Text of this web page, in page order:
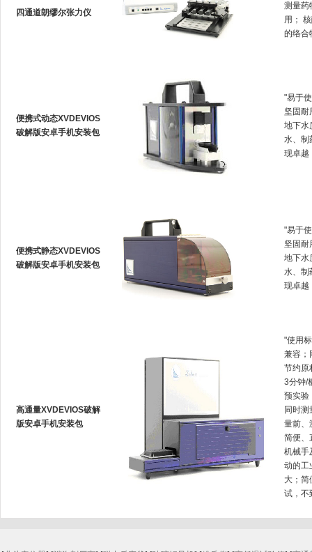
四通道朗缪尔张力仪
测量药
用
的络合
便携式动态XVDEVIOS
破解版安卓手机安装包
"易于使
坚固耐
地下水
水
现卓越
便携式静态XVDEVIOS
破解版安卓手机安装包
"易于使
坚固耐
地下水
水
现卓越
高通量XVDEVIOS破解
版安卓手机安装包
"使用
兼容
节约原
3分钟/
预实验
同时测
量前
简便
机械手
动的工
大
试，